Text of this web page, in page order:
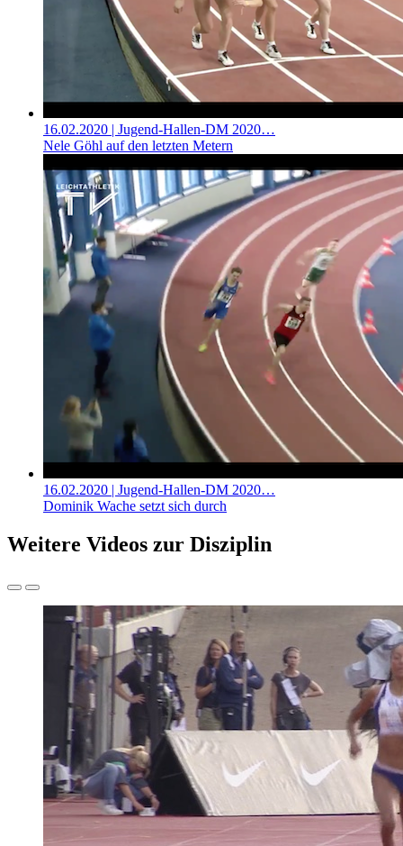
16.02.2020 | Jugend-Hallen-DM 2020…
Nele Göhl auf den letzten Metern
16.02.2020 | Jugend-Hallen-DM 2020…
Dominik Wache setzt sich durch
Weitere Videos zur Disziplin